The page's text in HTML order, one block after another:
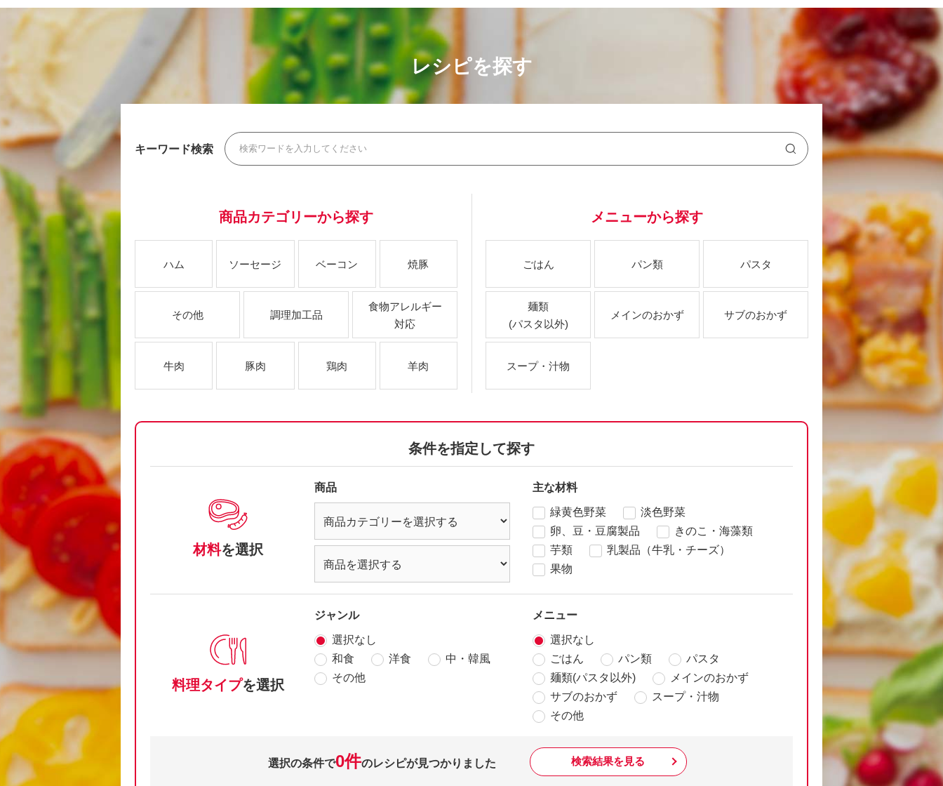
レシピを探す
キーワード検索
商品カテゴリーから探す
ハム ソーセージ ベーコン 焼豚
その他 調理加工品
食物アレルギー
対応
牛肉 豚肉 鶏肉 羊肉
メニューから探す
ごはん パン類 パスタ
麺類
(パスタ以外)
メインのおかず サブのおかず
スープ・汁物
条件を指定して探す
材料を選択
商品 主な材料
緑黄色野菜
淡色野菜
卵、豆・豆腐製品
きのこ・海藻類
芋類
乳製品（牛乳・チーズ）
果物
料理タイプを選択
ジャンル
選択なし
和食
洋食
中・韓風
その他
メニュー
選択なし
ごはん
パン類
パスタ
麺類(パスタ以外)
メインのおかず
サブのおかず
スープ・汁物
その他
選択の条件で0件のレシピが見つかりました 検索結果を見る